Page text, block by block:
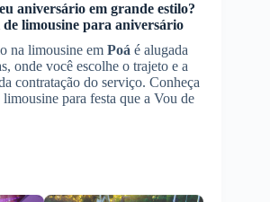
aniversário em grande estilo?
limousine para aniversário
na limousine em Poá é alugada
onde você escolhe o trajeto e a
contratação do serviço. Conheça
para festa que a Vou de